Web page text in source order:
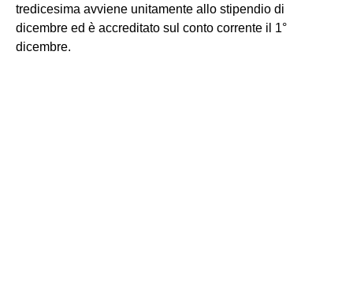
tredicesima avviene unitamente allo stipendio di
dicembre ed è accreditato sul conto corrente il 1°
dicembre.